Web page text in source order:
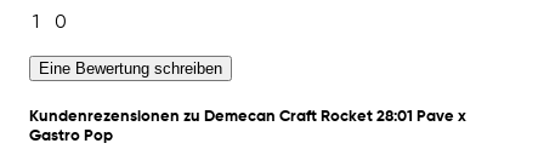
1 0
Eine Bewertung schreiben
Kundenrezensionen zu Demecan Craft Rocket 28:01 Pave x
Gastro Pop